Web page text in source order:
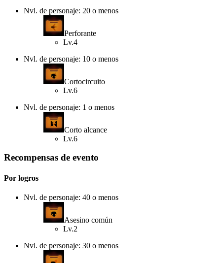
Nvl. de personaje: 20 o menos
Perforante
Lv.4
Nvl. de personaje: 10 o menos
Cortocircuito
Lv.6
Nvl. de personaje: 1 o menos
Corto alcance
Lv.6
Recompensas de evento
Por logros
Nvl. de personaje: 40 o menos
Asesino común
Lv.2
Nvl. de personaje: 30 o menos